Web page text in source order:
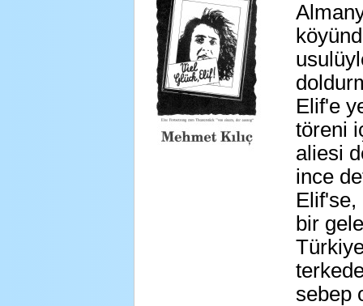
Elif'e
töreni
aliesi
ince
bir
sebep